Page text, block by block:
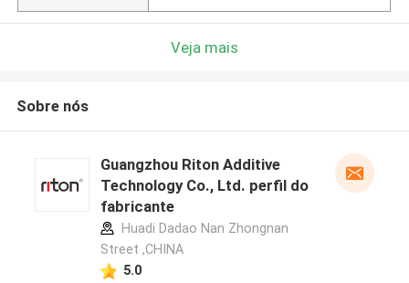
Veja mais
Sobre nós
Guangzhou Riton Additive
Technology Co., Ltd. perfil do
fabricante
Huadi Dadao Nan Zhongnan
Street ,CHINA
5.0